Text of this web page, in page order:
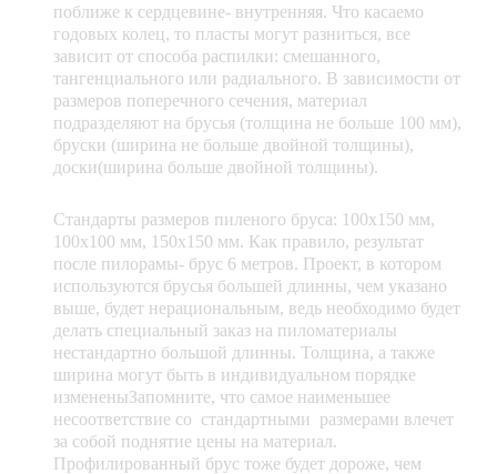
поближе к сердцевине- внутренняя. Что касаемо
годовых колец, то пласты могут разниться, все
зависит от способа распилки: смешанного,
тангенциального или радиального. В зависимости от
размеров поперечного сечения, материал
подразделяют на брусья (толщина не больше 100 мм),
бруски (ширина не больше двойной толщины),
доски(ширина больше двойной толщины).
Стандарты размеров пиленого бруса: 100х150 мм,
100х100 мм, 150х150 мм. Как правило, результат
после пилорамы- брус 6 метров. Проект, в котором
используются брусья большей длинны, чем указано
выше, будет нерациональным, ведь необходимо будет
делать специальный заказ на пиломатериалы
нестандартно большой длинны. Толщина, а также
ширина могут быть в индивидуальном порядке
измененыЗапомните, что самое наименьшее
несоответствие со стандартными размерами влечет
за собой поднятие цены на материал.
Профилированный брус тоже будет дороже, чем